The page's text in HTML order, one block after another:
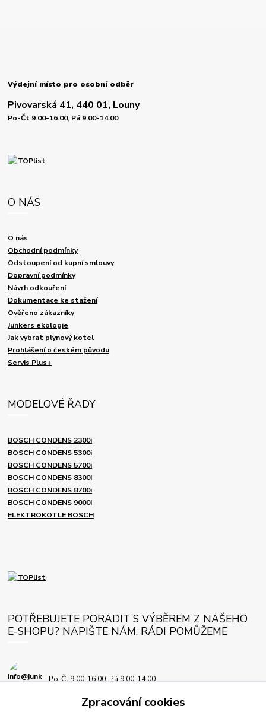
Výdejní místo pro osobní odběr
Pivovarská 41, 440 01, Louny
Po-Čt 9.00-16.00, Pá 9.00-14.00
O NÁS
O nás
Obchodní podmínky
Odstoupení od kupní smlouvy
Dopravní podmínky
Návrh odkouření
Dokumentace ke stažení
Ověřeno zákazníky
Junkers ekologie
Jak vybrat plynový kotel
Prohlášení o českém původu
Servis Plus+
MODELOVÉ ŘADY
BOSCH CONDENS 2300i
BOSCH CONDENS 5300i
BOSCH CONDENS 5700i
BOSCH CONDENS 8300i
BOSCH CONDENS 8700i
BOSCH CONDENS 9000i
ELEKTROKOTLE BOSCH
POTŘEBUJETE PORADIT S VÝBĚREM Z NAŠEHO
E-SHOPU? NAPIŠTE NÁM, RÁDI POMŮŽEME
Po-Čt 9.00-16.00, Pá 9.00-14.00
Zpracování cookies